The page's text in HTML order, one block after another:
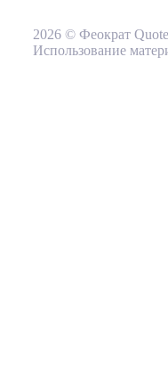
2026 © Феократ
Использование